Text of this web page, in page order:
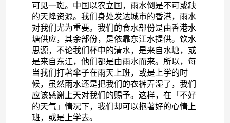
可见一斑。中国以农立国，雨水倒是不可或缺
的天降资源。我们身处发达城市的香港，雨水
对我们尤为重要。我们的食水部份是由香港水
塘供应，其余部份，是依靠东江水提供。饮水
思源，不论我们杯中的清水，是来自水塘，或
是来自东江，他们都是由雨水而来。所以，每
当我们打著伞子在雨天上班，或是上学的时
候，虽然雨水还是把我们的衣裤弄湿了，我们
应该感谢上天对我们的赐予。这样，在「不好
的天气」情况下，我们却可以抱著好的心情上
班，或是上学去。